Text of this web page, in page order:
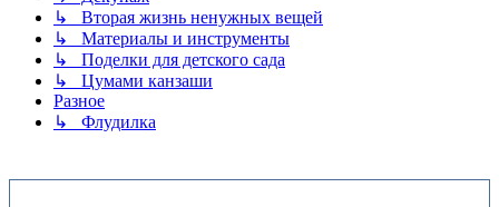
↳ Вторая жизнь ненужных вещей
↳ Материалы и инструменты
↳ Поделки для детского сада
↳ Цумами канзаши
Разное
↳ Флудилка